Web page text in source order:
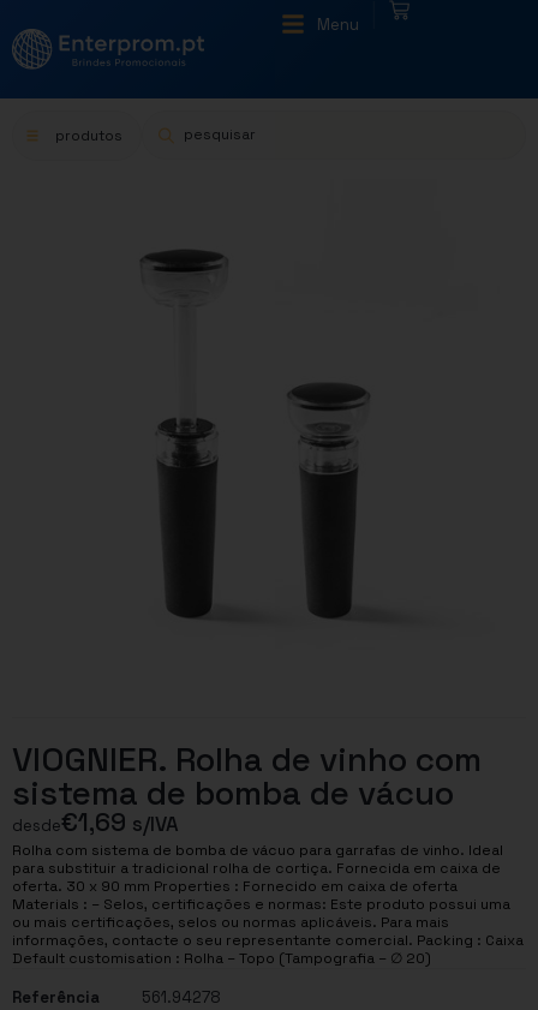
Menu
produtos
VIOGNIER. Rolha de vinho com
sistema de bomba de vácuo
desde€1,69 s/IVA
Rolha com sistema de bomba de vácuo para garrafas de vinho. Ideal
para substituir a tradicional rolha de cortiça. Fornecida em caixa de
oferta. 30 x 90 mm Properties : Fornecido em caixa de oferta
Materials : – Selos, certificações e normas: Este produto possui uma
ou mais certificações, selos ou normas aplicáveis. Para mais
informações, contacte o seu representante comercial. Packing : Caixa
Default customisation : Rolha – Topo (Tampografia – ∅ 20)
Referência
561.94278